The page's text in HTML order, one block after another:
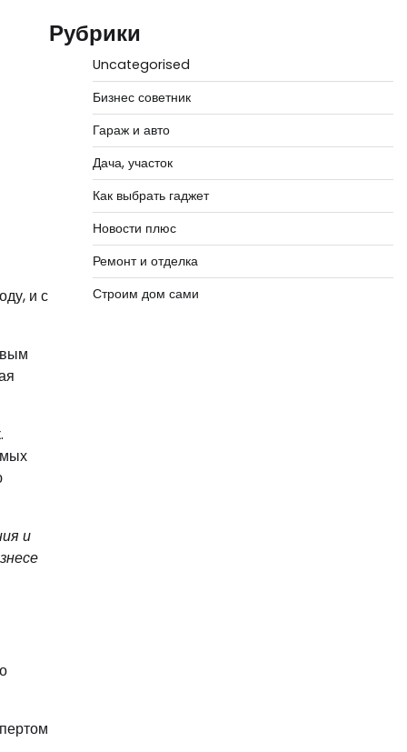
и с
и
Рубрики
Uncategorised
Бизнес советник
Гараж и авто
Дача, участок
Как выбрать гаджет
Новости плюс
Ремонт и отделка
Строим дом сами